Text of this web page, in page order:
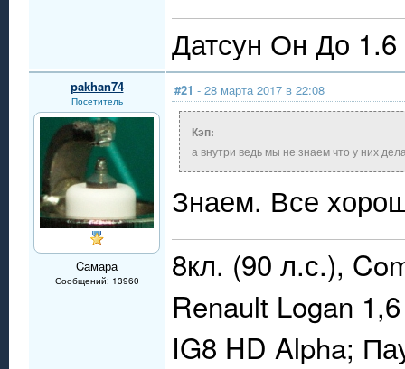
Датсун Он До 1.6
pakhan74
Посетитель
Cамара
Сообщений: 13960
#21 - 28 марта 2017 в 22:08
Кэп:
а внутри ведь мы не знаем что у них
Знаем. Все
8кл. (90 л.с.),
Renault Logan
IG8 HD Alpha;